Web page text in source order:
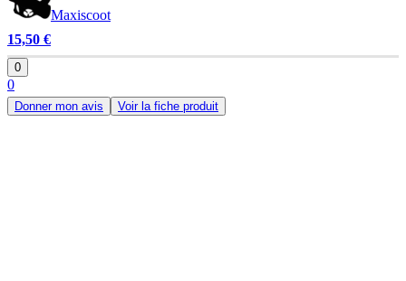
Maxiscoot
15,50 €
0
0
Donner mon avis Voir la fiche produit